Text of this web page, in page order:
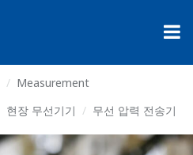
Measurement
현장 무선기기 무선 압력 전송기